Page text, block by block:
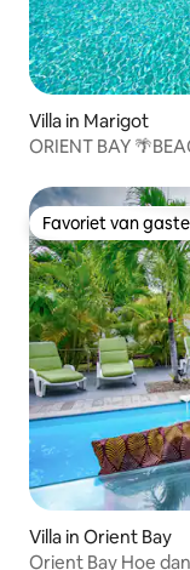
Villa in Marigot
ORIENT BAY
Favoriet van
Favoriet van
Villa in Orient Bay